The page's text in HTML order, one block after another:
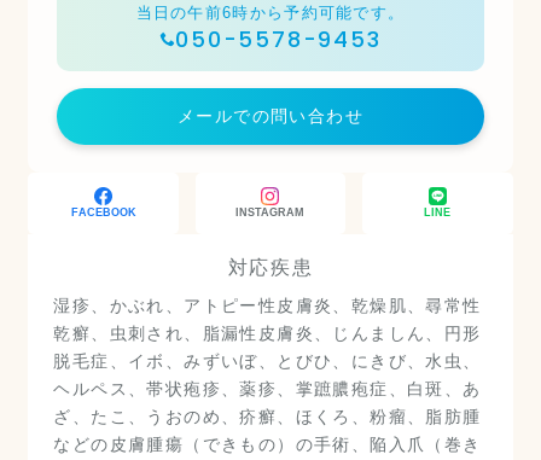
当日の午前6時から予約可能です。
050-5578-9453
メールでの問い合わせ
FACEBOOK INSTAGRAM LINE
対応疾患
湿疹、かぶれ、アトピー性皮膚炎、乾燥肌、尋常性
乾癬、虫刺され、脂漏性皮膚炎、じんましん、円形
脱毛症、イボ、みずいぼ、とびひ、にきび、水虫、
ヘルペス、帯状疱疹、薬疹、掌蹠膿疱症、白斑、あ
ざ、たこ、うおのめ、疥癬、ほくろ、粉瘤、脂肪腫
などの皮膚腫瘍（できもの）の手術、陥入爪（巻き